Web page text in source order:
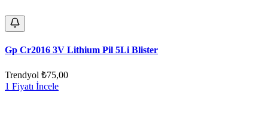
Gp Cr2016 3V Lithium Pil 5Li Blister
Trendyol ₺75,00
1 Fiyatı İncele